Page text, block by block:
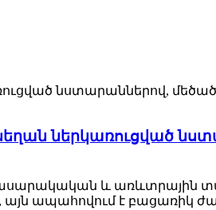
ներկառուցված
և առևտրային
ապահովում է բացառիկ